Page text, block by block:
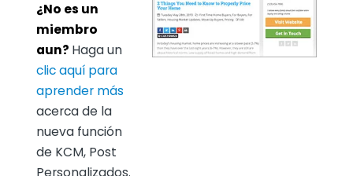
¿No es un
miembro
aun? Haga un
clic aquí para
aprender más
acerca de la
nueva función
de KCM, Post
Personalizados.